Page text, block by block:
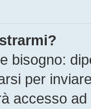
bisogno:
per
accesso